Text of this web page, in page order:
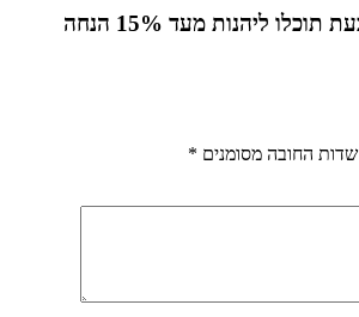
המבצע הסתיים – כעת תוכלו ליהנות מעד 15% הנחה
שדות החובה מסומנים *